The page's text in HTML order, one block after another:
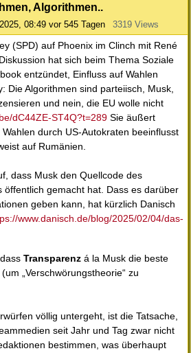
Algorithmen..
08:49 vor 545 Tagen 3319 Views
(SPD) auf Phoenix im Clinch mit René
hat sich beim Thema Soziale
entzündet, Einfluss auf Wahlen
Die Algorithmen sind parteiisch, Musk,
und nein, die EU wolle nicht
dC44ZE-ST4Q?t=289 Sie äußert
durch US-Autokraten beeinflusst
auf Rumänien.
dass Musk den Quellcode des
öffentlich gemacht hat. Dass es darüber
geben kann, hat kürzlich Danisch
www.danisch.de/blog/2025/02/04/das-
Transparenz á la Musk die beste
„Verschwörungstheorie“ zu
völlig untergeht, ist die Tatsache,
seit Jahr und Tag zwar nicht
bestimmen, was überhaupt